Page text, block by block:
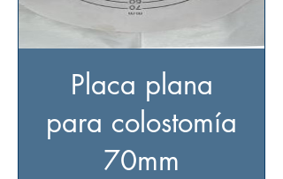
Placa plana
para colostomía
70mm